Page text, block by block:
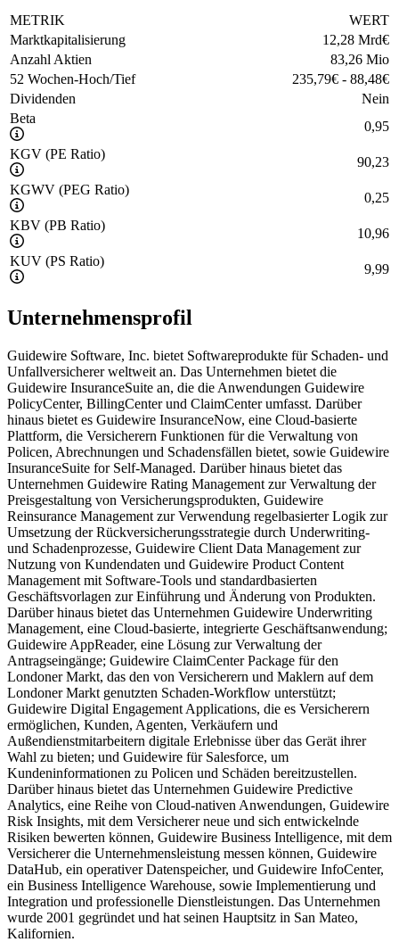
METRIK
WERT
Marktkapitalisierung
12,28 Mrd€
Anzahl Aktien
83,26 Mio
52 Wochen-Hoch/Tief
235,79€ - 88,48€
Dividenden
Nein
Beta
0,95
KGV (PE Ratio)
90,23
KGWV (PEG Ratio)
0,25
KBV (PB Ratio)
10,96
KUV (PS Ratio)
9,99
Unternehmensprofil
Guidewire Software, Inc. bietet Softwareprodukte für Schaden- und
Unfallversicherer weltweit an. Das Unternehmen bietet die
Guidewire InsuranceSuite an, die die Anwendungen Guidewire
PolicyCenter, BillingCenter und ClaimCenter umfasst. Darüber
hinaus bietet es Guidewire InsuranceNow, eine Cloud-basierte
Plattform, die Versicherern Funktionen für die Verwaltung von
Policen, Abrechnungen und Schadensfällen bietet, sowie Guidewire
InsuranceSuite for Self-Managed. Darüber hinaus bietet das
Unternehmen Guidewire Rating Management zur Verwaltung der
Preisgestaltung von Versicherungsprodukten, Guidewire
Reinsurance Management zur Verwendung regelbasierter Logik zur
Umsetzung der Rückversicherungsstrategie durch Underwriting-
und Schadenprozesse, Guidewire Client Data Management zur
Nutzung von Kundendaten und Guidewire Product Content
Management mit Software-Tools und standardbasierten
Geschäftsvorlagen zur Einführung und Änderung von Produkten.
Darüber hinaus bietet das Unternehmen Guidewire Underwriting
Management, eine Cloud-basierte, integrierte Geschäftsanwendung;
Guidewire AppReader, eine Lösung zur Verwaltung der
Antragseingänge; Guidewire ClaimCenter Package für den
Londoner Markt, das den von Versicherern und Maklern auf dem
Londoner Markt genutzten Schaden-Workflow unterstützt;
Guidewire Digital Engagement Applications, die es Versicherern
ermöglichen, Kunden, Agenten, Verkäufern und
Außendienstmitarbeitern digitale Erlebnisse über das Gerät ihrer
Wahl zu bieten; und Guidewire für Salesforce, um
Kundeninformationen zu Policen und Schäden bereitzustellen.
Darüber hinaus bietet das Unternehmen Guidewire Predictive
Analytics, eine Reihe von Cloud-nativen Anwendungen, Guidewire
Risk Insights, mit dem Versicherer neue und sich entwickelnde
Risiken bewerten können, Guidewire Business Intelligence, mit dem
Versicherer die Unternehmensleistung messen können, Guidewire
DataHub, ein operativer Datenspeicher, und Guidewire InfoCenter,
ein Business Intelligence Warehouse, sowie Implementierung und
Integration und professionelle Dienstleistungen. Das Unternehmen
wurde 2001 gegründet und hat seinen Hauptsitz in San Mateo,
Kalifornien.